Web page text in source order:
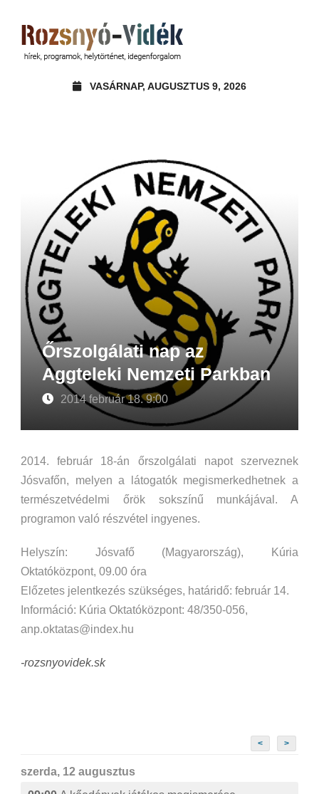
VASÁRNAP, AUGUSZTUS 9, 2026
Őrszolgálati nap az
Aggteleki Nemzeti Parkban
2014 február 18. 9:00
2014. február 18-án őrszolgálati napot szerveznek
Jósvafőn, melyen a látogatók megismerkedhetnek a
természetvédelmi őrök sokszínű munkájával. A
programon való részvétel ingyenes.
Helyszín: Jósvafő (Magyarország), Kúria
Oktatóközpont, 09.00 óra
Előzetes jelentkezés szükséges, határidő: február 14.
Információ: Kúria Oktatóközpont: 48/350-056,
anp.oktatas@index.hu
-rozsnyovidek.sk
< >
szerda, 12 augusztus